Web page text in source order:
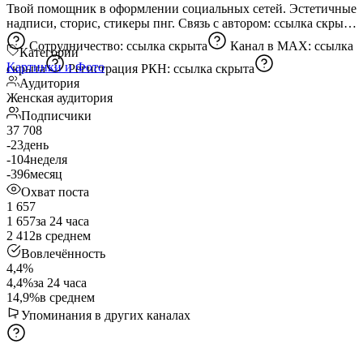
Твой помощник в оформлении социальных сетей. Эстетичные
надписи, сторис, стикеры пнг. Связь с автором: ссылка скрыта
Сотрудничество: ссылка скрыта Канал в MAX: ссылка
скрыта
Регистрация РКН: ссылка скрыта
Категории
Картинки и Фото
Аудитория
Женская аудитория
Подписчики
37 708
-23день
-104неделя
-396месяц
Охват поста
1 657
1 657за 24 часа
2 412в среднем
Вовлечённость
4,4%
4,4%за 24 часа
14,9%в среднем
Упоминания в других каналах